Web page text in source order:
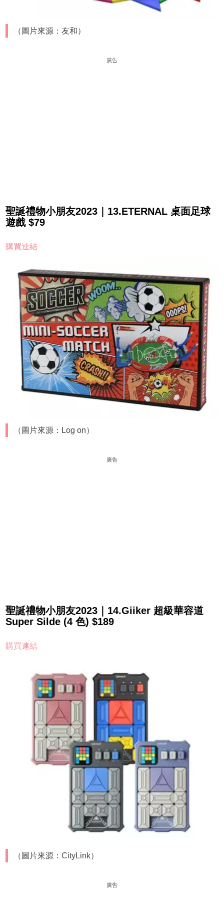
（圖片來源：友和）
廣告
聖誕禮物小朋友2023｜13.ETERNAL 桌面足球
遊戲 $79
購買連結
（圖片來源：Log on）
廣告
聖誕禮物小朋友2023｜14.Giiker 超級華容道
Super Silde (4 色) $189
購買連結
（圖片來源：CityLink）
廣告